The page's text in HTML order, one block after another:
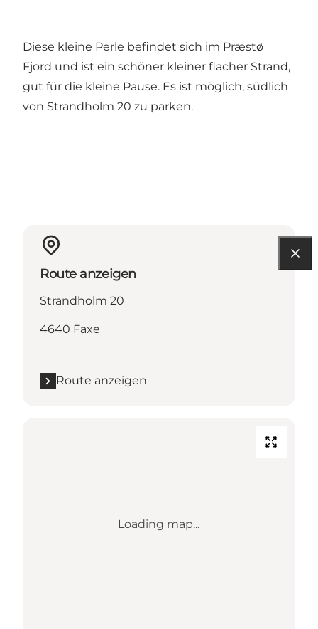
Diese kleine Perle befindet sich im Præstø
Fjord und ist ein schöner kleiner flacher Strand,
gut für die kleine Pause. Es ist möglich, südlich
von Strandholm 20 zu parken.
Route anzeigen
Strandholm 20
4640 Faxe
Route anzeigen
Loading map...